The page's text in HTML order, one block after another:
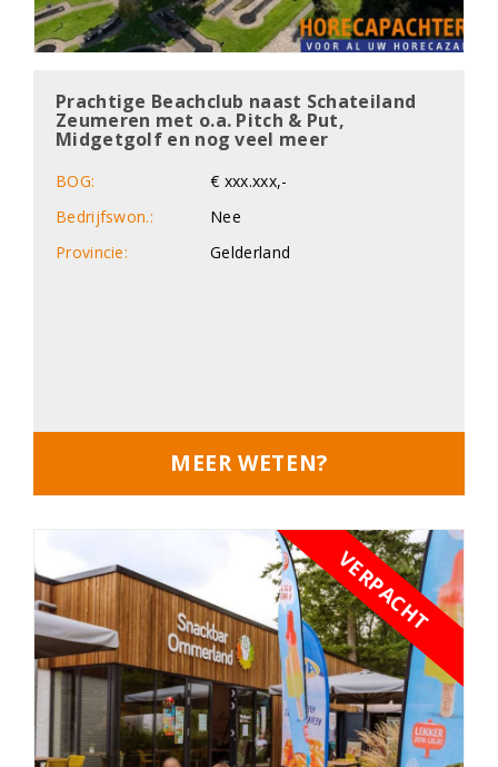
Prachtige Beachclub naast Schateiland
Zeumeren met o.a. Pitch & Put,
Midgetgolf en nog veel meer
BOG:
€ xxx.xxx,-
Bedrijfswon.:
Nee
Provincie:
Gelderland
MEER WETEN?
VERPACHT